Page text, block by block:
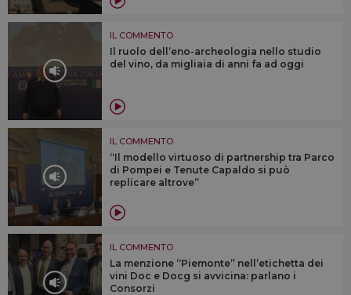
IL COMMENTO
Il ruolo dell’eno-archeologia nello studio
del vino, da migliaia di anni fa ad oggi
IL COMMENTO
“Il modello virtuoso di partnership tra Parco
di Pompei e Tenute Capaldo si può
replicare altrove”
IL COMMENTO
La menzione “Piemonte” nell’etichetta dei
vini Doc e Docg si avvicina: parlano i
Consorzi